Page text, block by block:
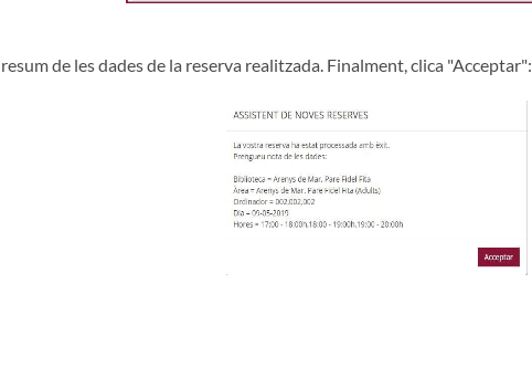
de les dades de la reserva realitzada. Finalment, clica "Acceptar":